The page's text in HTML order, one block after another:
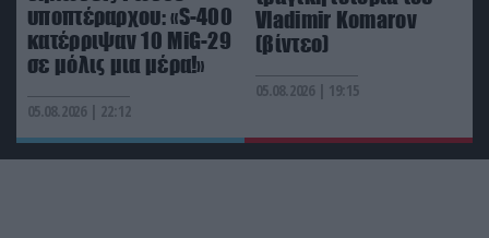
Το σοκαριστικό βίντεο με μοτοσικλέτα που
εξαφανίζεται σε δευτερόλεπτα
υποπτέραρχου: «S-400
κατέρριψαν 10 MiG-29
σε μόλις μια μέρα!»
05.08.2026 | 22:12
Vladimir Komarov
(βίντεο)
05.08.2026 | 19:15